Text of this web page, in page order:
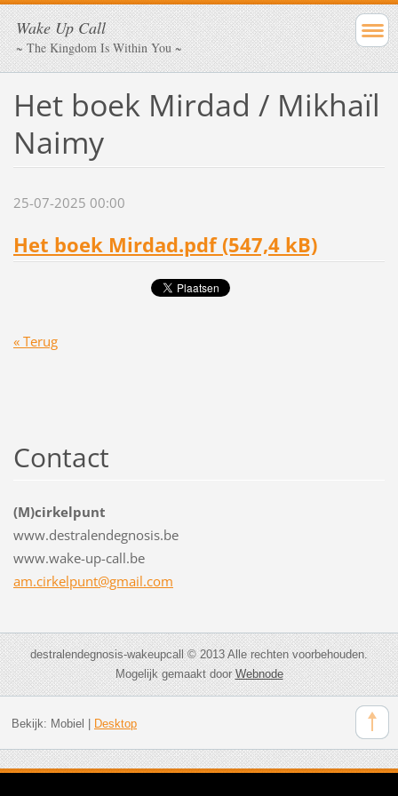
Wake Up Call
~ The Kingdom Is Within You ~
Het boek Mirdad / Mikhaïl
Naimy
25-07-2025 00:00
Het boek Mirdad.pdf (547,4 kB)
« Terug
Contact
(M)cirkelpunt
www.destralendegnosis.be
www.wake-up-call.be
am.cirkelpunt@gmail.com
destralendegnosis-wakeupcall © 2013 Alle rechten voorbehouden.
Mogelijk gemaakt doorWebnode
Bekijk: Mobiel Desktop